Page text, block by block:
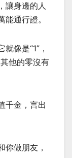
讓身邊的人
通行證。
像是“1”，
他的零沒有
千金，言出
你做朋友，